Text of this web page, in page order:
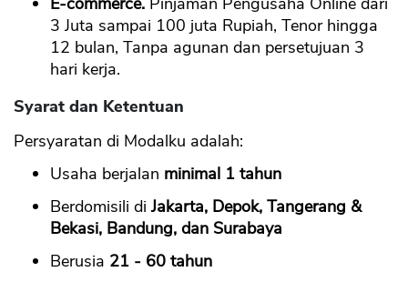
3 Juta sampai 100 juta Rupiah, Tenor hingga
12 bulan, Tanpa agunan dan persetujuan 3
hari kerja.
Syarat dan Ketentuan
Persyaratan di Modalku adalah:
Usaha berjalan minimal 1 tahun
Berdomisili diJakarta, Depok, Tangerang &
Bekasi, Bandung, dan Surabaya
Berusia 21 - 60 tahun